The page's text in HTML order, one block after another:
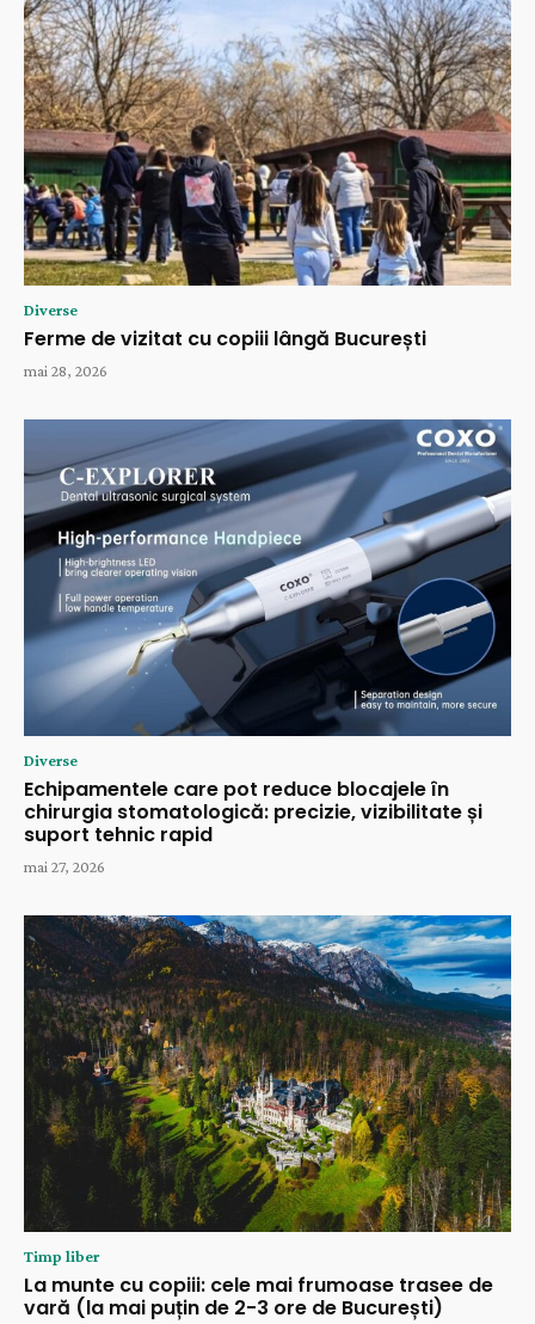
Diverse
Ferme de vizitat cu copiii lângă București
mai 28, 2026
Diverse
Echipamentele care pot reduce blocajele în
chirurgia stomatologică: precizie, vizibilitate și
suport tehnic rapid
mai 27, 2026
Timp liber
La munte cu copiii: cele mai frumoase trasee de
vară (la mai puțin de 2-3 ore de București)